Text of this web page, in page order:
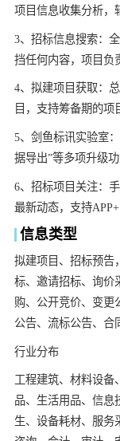
项目信息收集分析，
3、招标信息搜索：
挡任何内容，项目负
4、拟建项目获取：
目，支持筹备期的项
5、剑鱼标讯实验室
据导出”等多项升级
6、招标项目关注：
最新动态，支持
信息类型
拟建项目、招标预告
标、邀请招标、询价
购、公开竞价、变更
公告、流标公告、合
行业分布
工程建筑、材料设备
品、生活用品、信息
生、设备耗材、服务